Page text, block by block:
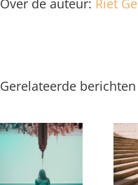
Over de auteur: Riet
Gerelateerde berichten